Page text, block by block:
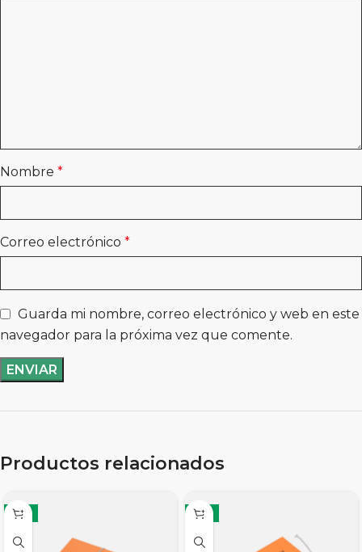
Nombre *
Correo electrónico *
Guarda mi nombre, correo electrónico y web en este
navegador para la próxima vez que comente.
Productos relacionados
-11% -11%